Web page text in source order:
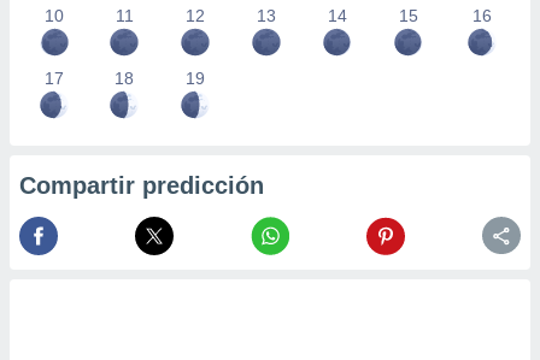
10 11 12 13 14 15 16
17 18 19
Compartir predicción